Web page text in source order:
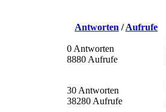
Antworten /Aufrufe
0 Antworten
8880 Aufrufe
30 Antworten
38280 Aufrufe